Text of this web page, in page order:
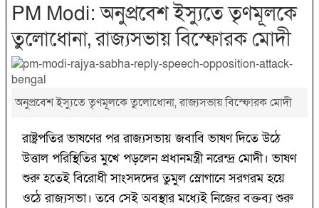
PM Modi: অনুপ্রবেশ ইস্যুতে তৃণমূলকে
তুলোধোনা, রাজ্যসভায় বিস্ফোরক মোদী
অনুপ্রবেশ ইস্যুতে তৃণমূলকে তুলোধোনা, রাজ্যসভায় বিস্ফোরক মোদী
রাষ্ট্রপতির ভাষণের পর রাজ্যসভায় জবাবি ভাষণ দিতে উঠে
উত্তাল পরিস্থিতির মুখে পড়লেন প্রধানমন্ত্রী নরেন্দ্র মোদী। ভাষণ
শুরু হতেই বিরোধী সাংসদদের তুমুল স্লোগানে সরগরম হয়ে
ওঠে রাজ্যসভা। তবে সেই অবস্থার মধ্যেই নিজের বক্তব্য শুরু